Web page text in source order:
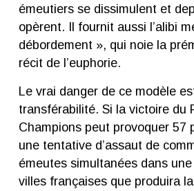
émeutiers se dissimulent et
opèrent. Il fournit aussi l’alibi
débordement », qui noie la
récit de l’euphorie.
Le vrai danger de ce modèle
transférabilité. Si la victoire du
Champions peut provoquer 57
une tentative d’assaut de
émeutes simultanées dans
villes françaises que produira